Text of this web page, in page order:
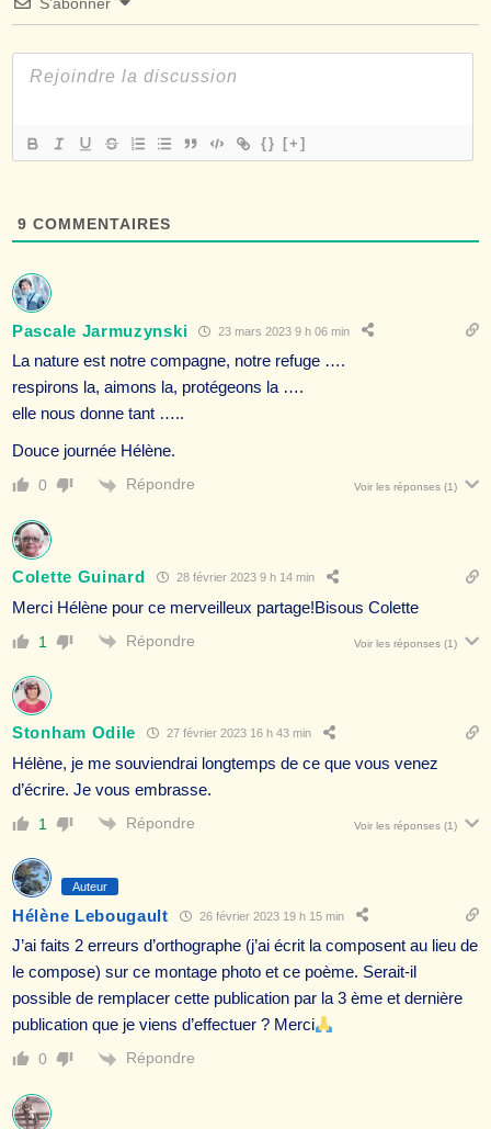
S’abonner
{} [+]
9 COMMENTAIRES
Pascale Jarmuzynski 23 mars 2023 9 h 06 min
La nature est notre compagne, notre refuge ….
respirons la, aimons la, protégeons la ….
elle nous donne tant …..
Douce journée Hélène.
0 Répondre Voir les réponses (1)
Colette Guinard 28 février 2023 9 h 14 min
Merci Hélène pour ce merveilleux partage!Bisous Colette
1 Répondre Voir les réponses (1)
Stonham Odile 27 février 2023 16 h 43 min
Hélène, je me souviendrai longtemps de ce que vous venez
d’écrire. Je vous embrasse.
1 Répondre Voir les réponses (1)
Auteur
Hélène Lebougault 26 février 2023 19 h 15 min
J’ai faits 2 erreurs d’orthographe (j’ai écrit la composent au lieu de
le compose) sur ce montage photo et ce poème. Serait-il
possible de remplacer cette publication par la 3 ème et dernière
publication que je viens d’effectuer ? Merci
0 Répondre